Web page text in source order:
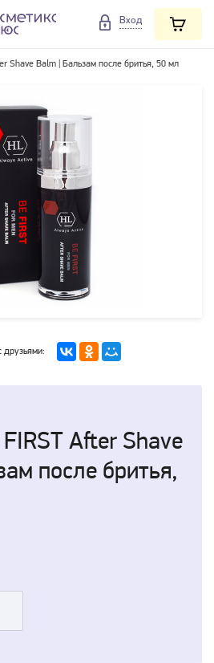
Вход
Shave Balm | Бальзам после бритья, 50 мл
друзьями:
After Shave
после бритья,